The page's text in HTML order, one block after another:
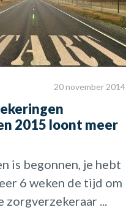
20 november 2014
2015 loont meer
is begonnen, je hebt
6 weken de tijd om
zorgverzekeraar ...